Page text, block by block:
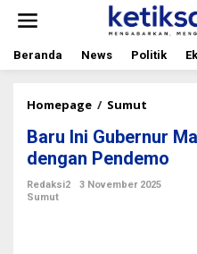
t
Beranda News Politik
Homepage / Sumut
r
u
I
n
Baru Ini Gubernur
dengan Pendemo
Redaksi2
3 November 2025
Sumut